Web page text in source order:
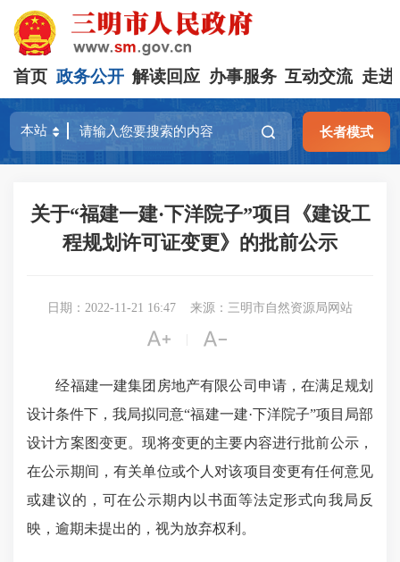
首页 政务公开 解读回应 办事服务 互动交流 走进
长者模式
关于“福建一建·下洋院子”项目《建设工
程规划许可证变更》的批前公示
日期：2022-11-21 16:47 来源：三明市自然资源局网站
 
经福建一建集团房地产有限公司申请，在满足规划
设计条件下，我局拟同意“福建一建·下洋院子”项目局部
设计方案图变更。现将变更的主要内容进行批前公示，
在公示期间，有关单位或个人对该项目变更有任何意见
或建议的，可在公示期内以书面等法定形式向我局反
映，逾期未提出的，视为放弃权利。